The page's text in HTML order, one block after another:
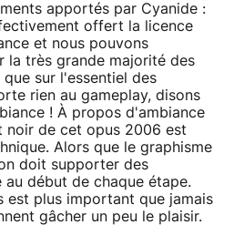
apportés par Cyanide :
offert la licence
et nous pouvons
la très grande majorité des
sur l'essentiel des
rien au gameplay, disons
! À propos d'ambiance
noir de cet opus 2006 est
Alors que le graphisme
doit supporter des
début de chaque étape.
est plus important que jamais
gâcher un peu le plaisir.